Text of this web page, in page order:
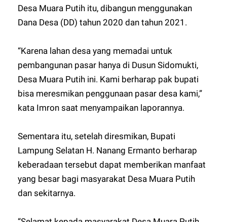
Desa Muara Putih itu, dibangun menggunakan
Dana Desa (DD) tahun 2020 dan tahun 2021.
“Karena lahan desa yang memadai untuk
pembangunan pasar hanya di Dusun Sidomukti,
Desa Muara Putih ini. Kami berharap pak bupati
bisa meresmikan penggunaan pasar desa kami,”
kata Imron saat menyampaikan laporannya.
Sementara itu, setelah diresmikan, Bupati
Lampung Selatan H. Nanang Ermanto berharap
keberadaan tersebut dapat memberikan manfaat
yang besar bagi masyarakat Desa Muara Putih
dan sekitarnya.